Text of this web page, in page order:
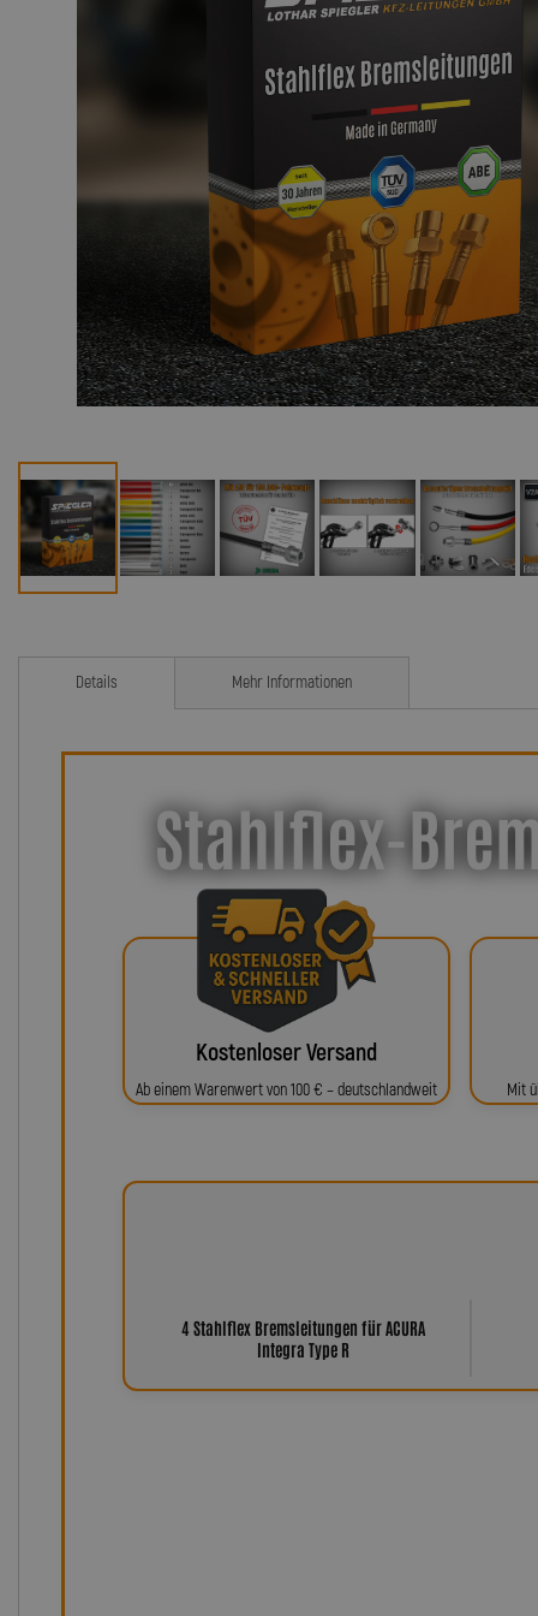
Details
Stahlflex-
Kostenloser Versand
Ab einem Warenwert von 100 € – deutschlandweit Mit
4 Stahlflex Bremsleitungen für ACURA
Integra Type R
Mehr Informationen